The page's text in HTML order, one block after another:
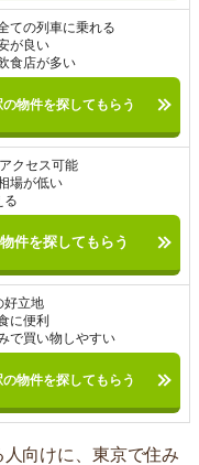
ての列車に乗れる
が良い
食店が多い
物件を探してもらう
クセス可能
場が低い
る
件を探してもらう
好立地
に便利
で買い物しやすい
の物件を探してもらう
向けに、東京で住み